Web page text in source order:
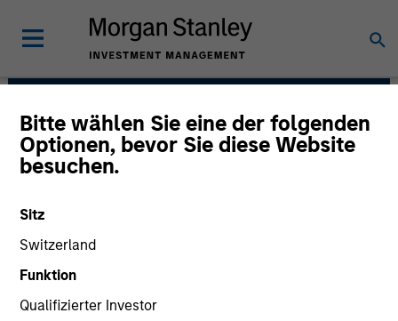
Bitte wählen Sie eine der folgenden
Optionen, bevor Sie diese Website
besuchen.
Sitz
Switzerland
Funktion
Qualifizierter Investor
Portfolio Solutions
Group